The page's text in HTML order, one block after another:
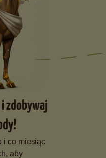
zdobywaj
i co miesiąc
aby